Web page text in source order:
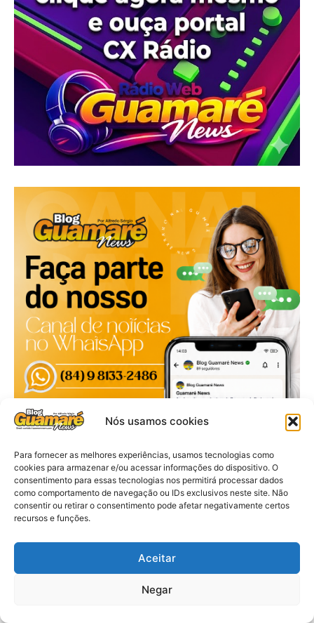
Nós usamos cookies
Para fornecer as melhores experiências, usamos tecnologias como
cookies para armazenar e/ou acessar informações do dispositivo. O
consentimento para essas tecnologias nos permitirá processar dados
como comportamento de navegação ou IDs exclusivos neste site. Não
consentir ou retirar o consentimento pode afetar negativamente certos
recursos e funções.
Aceitar
Negar